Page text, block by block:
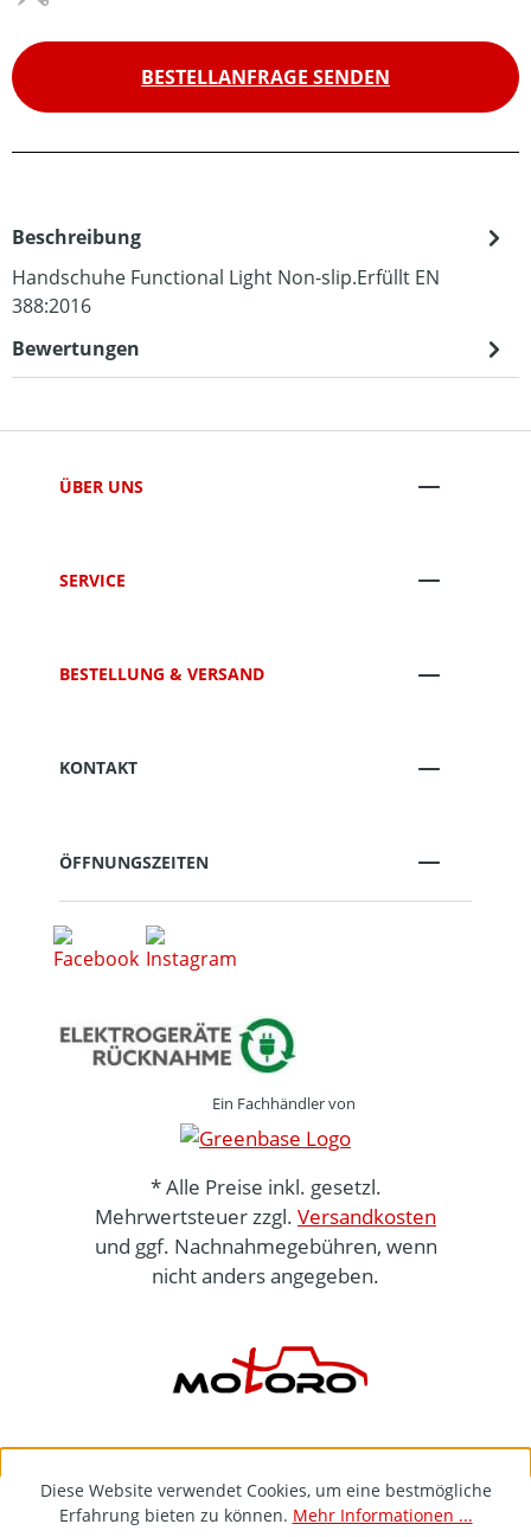
BESTELLANFRAGE SENDEN
Beschreibung
Handschuhe Functional Light Non-slip.Erfüllt EN
388:2016
Bewertungen
ÜBER UNS
SERVICE
BESTELLUNG & VERSAND
KONTAKT
ÖFFNUNGSZEITEN
Ein Fachhändler von
* Alle Preise inkl. gesetzl.
Mehrwertsteuer zzgl. Versandkosten
und ggf. Nachnahmegebühren, wenn
nicht anders angegeben.
Diese Website verwendet Cookies, um eine bestmögliche
Erfahrung bieten zu können. Mehr Informationen ...